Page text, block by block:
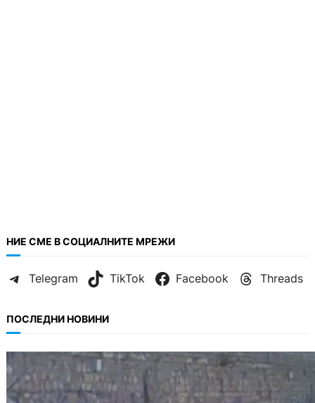
НИЕ СМЕ В СОЦИАЛНИТЕ МРЕЖИ
Telegram TikTok Facebook Threads
ПОСЛЕДНИ НОВИНИ
БЪЛГАРИЯ
Ограничават движението по улица
„Вълноломна“ във Варна